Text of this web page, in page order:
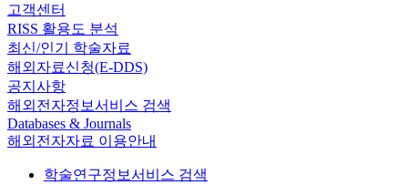
고객센터
RISS 활용도 분석
최신/인기 학술자료
해외자료신청(E-DDS)
공지사항
해외전자정보서비스 검색
Databases & Journals
해외전자자료 이용안내
학술연구정보서비스 검색